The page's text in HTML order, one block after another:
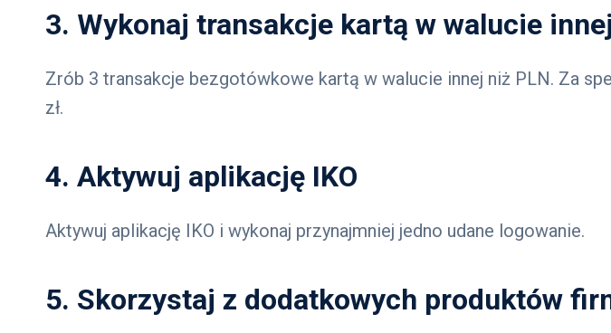
3. Wykonaj transakcje kartą w walucie
Zrób 3 transakcje bezgotówkowe kartą w walucie innej niż PLN. Za
zł.
4. Aktywuj aplikację IKO
Aktywuj aplikację IKO i wykonaj przynajmniej jedno udane logowanie.
5. Skorzystaj z dodatkowych produktów